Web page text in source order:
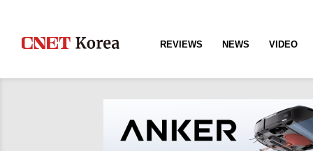
REVIEWS NEWS VIDEO